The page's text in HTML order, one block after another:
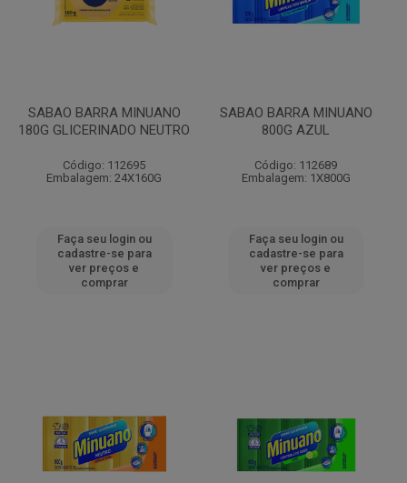
SABAO BARRA MINUANO
180G GLICERINADO NEUTRO
Código: 112695
Embalagem: 24X160G
Faça seu login ou
cadastre-se para
ver preços e
comprar
SABAO BARRA MINUANO
800G AZUL
Código: 112689
Embalagem: 1X800G
Faça seu login ou
cadastre-se para
ver preços e
comprar